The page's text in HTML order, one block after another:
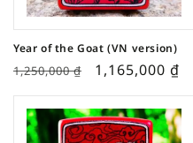
Year of the Goat (VN version)
1,250,000₫ 1,165,000 ₫